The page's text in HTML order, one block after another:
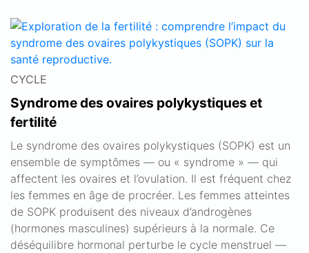
CYCLE
Syndrome des ovaires polykystiques et
fertilité
Le syndrome des ovaires polykystiques (SOPK) est un
ensemble de symptômes — ou « syndrome » — qui
affectent les ovaires et l’ovulation. Il est fréquent chez
les femmes en âge de procréer. Les femmes atteintes
de SOPK produisent des niveaux d’androgènes
(hormones masculines) supérieurs à la normale. Ce
déséquilibre hormonal perturbe le cycle menstruel —